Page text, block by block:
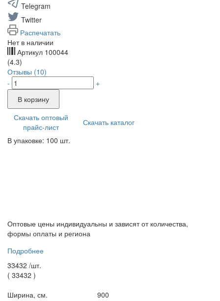
Telegram
Twitter
Распечатать
Нет в наличии
Артикул 100044
(4.3)
Отзывы (10)
-
+
В корзину
Скачать оптовый
прайс-лист
Скачать каталог
В упаковке: 100 шт.
Оптовые цены индивидуальны и зависят от количества,
формы оплаты и региона
Подробнее
33432 /шт.
( 33432 )
Ширина, см.
900